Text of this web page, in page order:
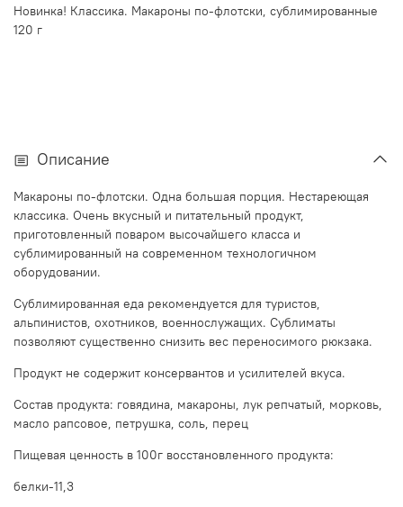
Новинка! Классика. Макароны по-флотски, сублимированные
120 г
Описание
Макароны по-флотски. Одна большая порция. Нестареющая
классика. Очень вкусный и питательный продукт,
приготовленный поваром высочайшего класса и
сублимированный на современном технологичном
оборудовании.
Сублимированная еда рекомендуется для туристов,
альпинистов, охотников, военнослужащих. Сублиматы
позволяют существенно снизить вес переносимого рюкзака.
Продукт не содержит консервантов и усилителей вкуса.
Состав продукта: говядина, макароны, лук репчатый, морковь,
масло рапсовое, петрушка, соль, перец
Пищевая ценность в 100г восстановленного продукта:
белки-11,3